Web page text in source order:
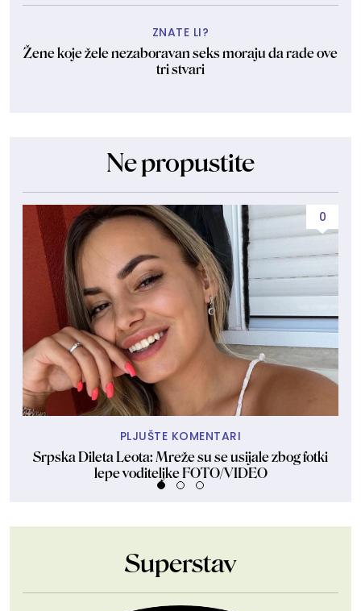
ZNATE LI?
Žene koje žele nezaboravan seks moraju da rade ove
tri stvari
Ne propustite
0
PLJUŠTE KOMENTARI
Srpska Dileta Leota: Mreže su se usijale zbog fotki
lepe voditeljke FOTO/VIDEO
Superstav